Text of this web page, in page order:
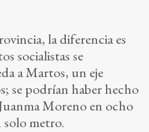
la diferencia es
socialistas se
a Martos, un eje
se podrían haber hecho
Moreno en ocho
metro.